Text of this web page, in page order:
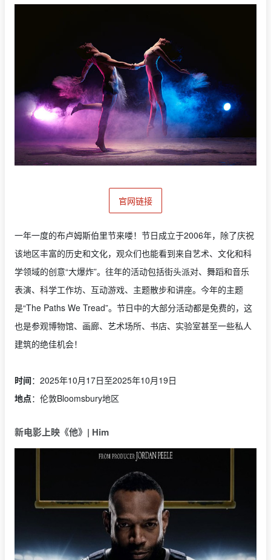
官网链接
一年一度的布卢姆斯伯里节来喽！节日成立于2006年，除了庆祝
该地区丰富的历史和文化，观众们也能看到来自艺术、文化和科
学领域的创意“大爆炸”。往年的活动包括街头派对、舞蹈和音乐
表演、科学工作坊、互动游戏、主题散步和讲座。今年的主题
是“The Paths We Tread”。节日中的大部分活动都是免费的，这
也是参观博物馆、画廊、艺术场所、书店、实验室甚至一些私人
建筑的绝佳机会！
时间：2025年10月17日至2025年10月19日
地点：伦敦Bloomsbury地区
新电影上映《他》| Him